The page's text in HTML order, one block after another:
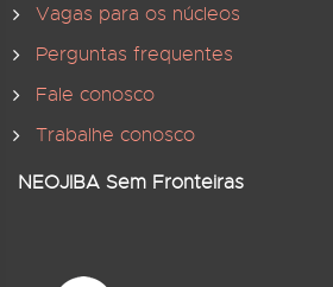
Vagas para os núcleos
Perguntas frequentes
Fale conosco
Trabalhe conosco
NEOJIBA Sem Fronteiras